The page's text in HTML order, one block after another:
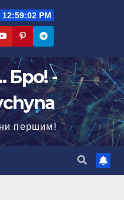
12:59:03 PM
Бро! -
першим!